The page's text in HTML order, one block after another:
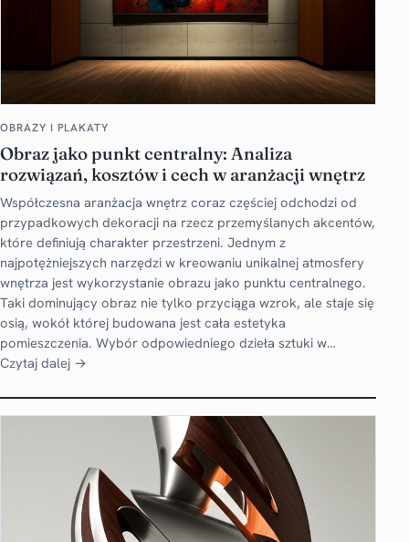
OBRAZY I PLAKATY
Obraz jako punkt centralny: Analiza
rozwiązań, kosztów i cech w aranżacji wnętrz
Współczesna aranżacja wnętrz coraz częściej odchodzi od
przypadkowych dekoracji na rzecz przemyślanych akcentów,
które definiują charakter przestrzeni. Jednym z
najpotężniejszych narzędzi w kreowaniu unikalnej atmosfery
wnętrza jest wykorzystanie obrazu jako punktu centralnego.
Taki dominujący obraz nie tylko przyciąga wzrok, ale staje się
osią, wokół której budowana jest cała estetyka
pomieszczenia. Wybór odpowiedniego dzieła sztuki w…
Czytaj dalej →